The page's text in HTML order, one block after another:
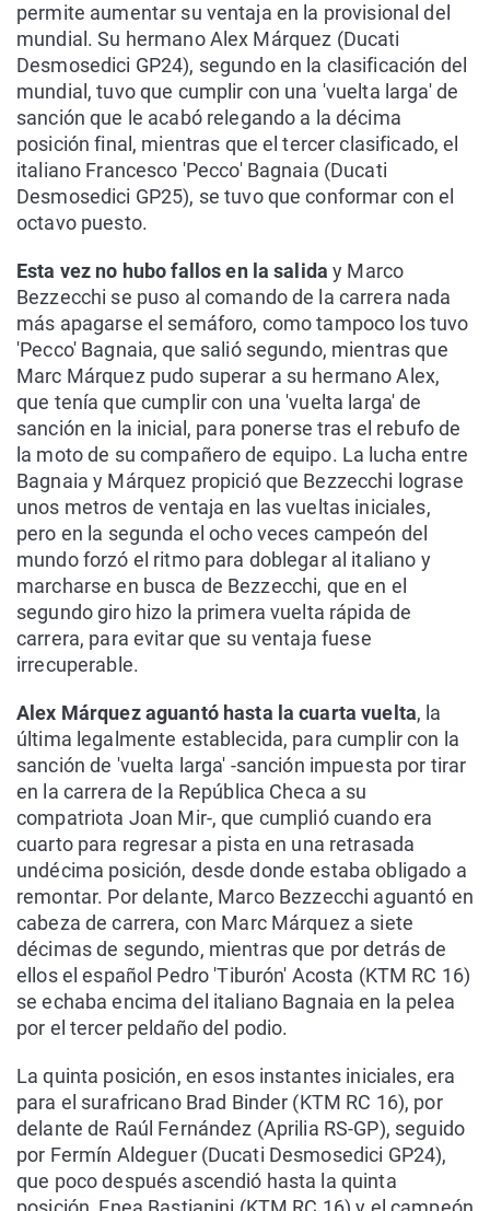
permite aumentar su ventaja en la provisional del
mundial. Su hermano Alex Márquez (Ducati
Desmosedici GP24), segundo en la clasificación del
mundial, tuvo que cumplir con una 'vuelta larga' de
sanción que le acabó relegando a la décima
posición final, mientras que el tercer clasificado, el
italiano Francesco 'Pecco' Bagnaia (Ducati
Desmosedici GP25), se tuvo que conformar con el
octavo puesto.
Esta vez no hubo fallos en la salida y Marco
Bezzecchi se puso al comando de la carrera nada
más apagarse el semáforo, como tampoco los tuvo
'Pecco' Bagnaia, que salió segundo, mientras que
Marc Márquez pudo superar a su hermano Alex,
que tenía que cumplir con una 'vuelta larga' de
sanción en la inicial, para ponerse tras el rebufo de
la moto de su compañero de equipo. La lucha entre
Bagnaia y Márquez propició que Bezzecchi lograse
unos metros de ventaja en las vueltas iniciales,
pero en la segunda el ocho veces campeón del
mundo forzó el ritmo para doblegar al italiano y
marcharse en busca de Bezzecchi, que en el
segundo giro hizo la primera vuelta rápida de
carrera, para evitar que su ventaja fuese
irrecuperable.
Alex Márquez aguantó hasta la cuarta vuelta, la
última legalmente establecida, para cumplir con la
sanción de 'vuelta larga' -sanción impuesta por tirar
en la carrera de la República Checa a su
compatriota Joan Mir-, que cumplió cuando era
cuarto para regresar a pista en una retrasada
undécima posición, desde donde estaba obligado a
remontar. Por delante, Marco Bezzecchi aguantó en
cabeza de carrera, con Marc Márquez a siete
décimas de segundo, mientras que por detrás de
ellos el español Pedro 'Tiburón' Acosta (KTM RC 16)
se echaba encima del italiano Bagnaia en la pelea
por el tercer peldaño del podio.
La quinta posición, en esos instantes iniciales, era
para el surafricano Brad Binder (KTM RC 16), por
delante de Raúl Fernández (Aprilia RS-GP), seguido
por Fermín Aldeguer (Ducati Desmosedici GP24),
que poco después ascendió hasta la quinta